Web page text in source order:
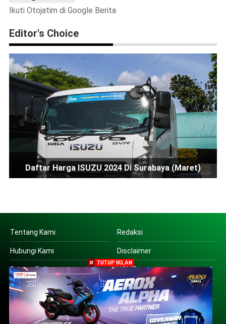
Ikuti Otojatim di Google Berita
Editor's Choice
Daftar Harga ISUZU 2024 Di Surabaya (Maret)
Tentang Kami Redaksi
Hubungi Kami Disclaimer
Privacy Policy HOME
Copyright © 2016 | PT SUARA OTO JATIM